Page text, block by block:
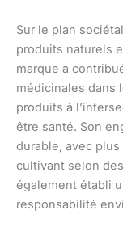
Sur le plan
produits naturels
marque a
médicinales dans
produits à
être santé. Son
durable, avec
cultivant selon
également établi
responsabilité